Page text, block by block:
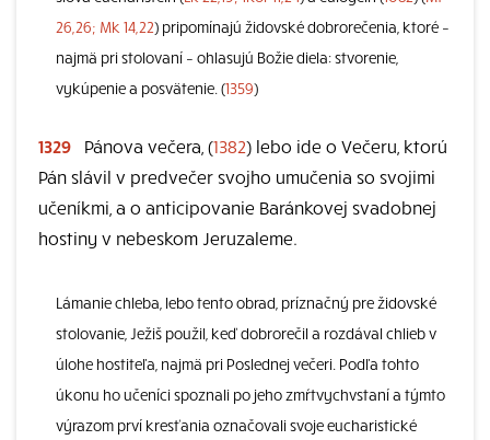
26,26; Mk 14,22) pripomínajú židovské dobrorečenia, ktoré –
najmä pri stolovaní – ohlasujú Božie diela: stvorenie,
vykúpenie a posvätenie. (1359)
1329 Pánova večera, (1382) lebo ide o Večeru, ktorú
Pán slávil v predvečer svojho umučenia so svojimi
učeníkmi, a o anticipovanie Baránkovej svadobnej
hostiny v nebeskom Jeruzaleme.
Lámanie chleba, lebo tento obrad, príznačný pre židovské
stolovanie, Ježiš použil, keď dobrorečil a rozdával chlieb v
úlohe hostiteľa, najmä pri Poslednej večeri. Podľa tohto
úkonu ho učeníci spoznali po jeho zmŕtvychvstaní a týmto
výrazom prví kresťania označovali svoje eucharistické